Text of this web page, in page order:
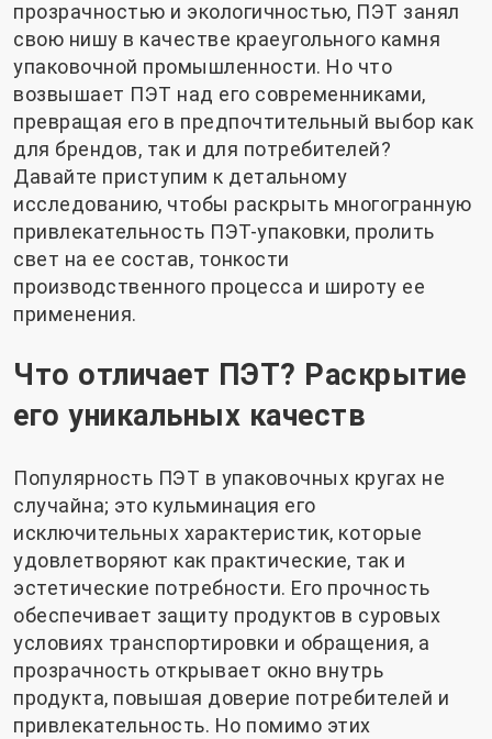
прозрачностью и экологичностью, ПЭТ занял
свою нишу в качестве краеугольного камня
упаковочной промышленности. Но что
возвышает ПЭТ над его современниками,
превращая его в предпочтительный выбор как
для брендов, так и для потребителей?
Давайте приступим к детальному
исследованию, чтобы раскрыть многогранную
привлекательность ПЭТ-упаковки, пролить
свет на ее состав, тонкости
производственного процесса и широту ее
применения.
Что отличает ПЭТ? Раскрытие
его уникальных качеств
Популярность ПЭТ в упаковочных кругах не
случайна; это кульминация его
исключительных характеристик, которые
удовлетворяют как практические, так и
эстетические потребности. Его прочность
обеспечивает защиту продуктов в суровых
условиях транспортировки и обращения, а
прозрачность открывает окно внутрь
продукта, повышая доверие потребителей и
привлекательность. Но помимо этих